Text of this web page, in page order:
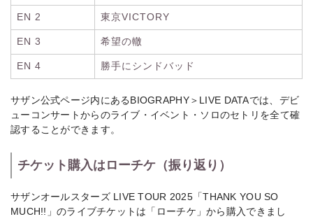
EN 2 東京VICTORY
EN 3 希望の轍
EN 4 勝手にシンドバッド
サザン公式ページ内にあるBIOGRAPHY＞LIVE DATAでは、デビ
ューコンサートからのライブ・イベント・ソロのセトリを全て確
認することができます。
チケット購入はローチケ（振り返り）
サザンオールスターズ LIVE TOUR 2025「THANK YOU SO
MUCH!!」のライブチケットは「ローチケ」から購入できまし